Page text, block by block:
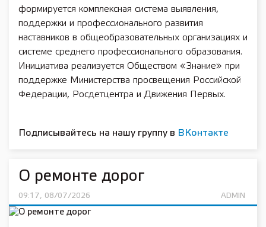
формируется комплексная система выявления,
поддержки и профессионального развития
наставников в общеобразовательных организациях и
системе среднего профессионального образования.
Инициатива реализуется Обществом «Знание» при
поддержке Министерства просвещения Российской
Федерации, Росдетцентра и Движения Первых.
Подписывайтесь на нашу группу в ВКонтакте
О ремонте дорог
09:17, 08/07/2026 ADMIN